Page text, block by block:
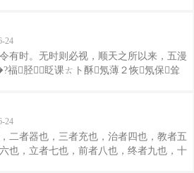
夸众百姓平矣。是以圣人之治也，静身以
而名自治之。正名自治之，奇身名
，而好洒人之恶，仁也；视之黑而白，精
可使概，至满而止，正也；唯无不流，至
也；人皆赴高，己独赴下，卑也。卑也
室，王者之器也，而水以为都居。 准也
宗也；素也者，五色之质也；淡也者，五
也，是以无不满，无不居也，集于天地而
产于金石，集于诸生，故曰水神。集于
24
有时。无时则必视，顺天之所以来，五漫
福胫眨课ㄊト酥氖薄２恢氖保耸
渫跣琶魇ィ涑寄苏：我灾渫踔琶餍攀
荷魇鼓芏铺胖Ｊ鼓苤矫鳎胖绞ァＰ
允芴焐汀Ｊ共荒芪�?福�?付舱撸允芴
噬霞墒露蠊Γ蛎袷陆永投荒薄Ｉ霞
讼抡咧保松险呓尽Ｊ枪室跹粽撸斓刂
24
二者器也，三者充也，治者四也，教者五
也，立者七也，前者八也，终者九也，十